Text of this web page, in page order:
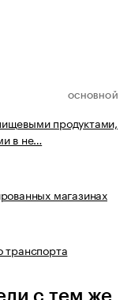
ОСНОВНОЙ
продуктами,
в не…
магазинах
транспорта